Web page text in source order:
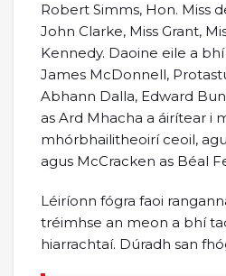
Robert Simms, Hon. Miss
John Clarke, Miss Grant,
Kennedy. Daoine eile a
James McDonnell,
Abhann Dalla, Edward
as Ard Mhacha a áirítear i
mhórbhailitheoirí ceoil,
agus McCracken as Béal
Léiríonn fógra faoi
tréimhse an meon a bhí
hiarrachtaí. Dúradh san